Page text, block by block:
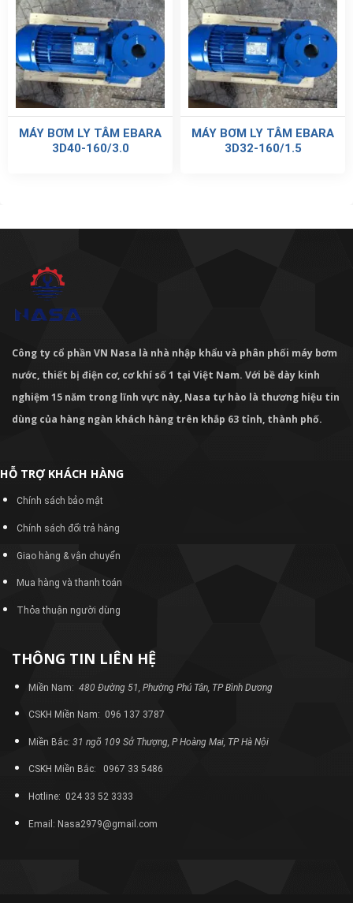
MÁY BƠM LY TÂM EBARA
3D40-160/3.0
MÁY BƠM LY TÂM EBARA
3D32-160/1.5
Công ty cổ phần VN Nasa là nhà nhập khẩu và phân phối máy bơm
nước, thiết bị điện cơ, cơ khí số 1 tại Việt Nam. Với bề dày kinh
nghiệm 15 năm trong lĩnh vực này, Nasa tự hào là thương hiệu tin
dùng của hàng ngàn khách hàng trên khắp 63 tỉnh, thành phố.
HỖ TRỢ KHÁCH HÀNG
Chính sách bảo mật
Chính sách đổi trả hàng
Giao hàng & vận chuyển
Mua hàng và thanh toán
Thỏa thuận người dùng
THÔNG TIN LIÊN HỆ
Miền Nam: 480 Đường 51, Phường Phú Tân, TP Bình Dương
CSKH Miền Nam: 096 137 3787
Miền Bắc: 31 ngõ 109 Sở Thượng, P Hoàng Mai, TP Hà Nội
CSKH Miền Bắc: 0967 33 5486
Hotline: 024 33 52 3333
Email: Nasa2979@gmail.com